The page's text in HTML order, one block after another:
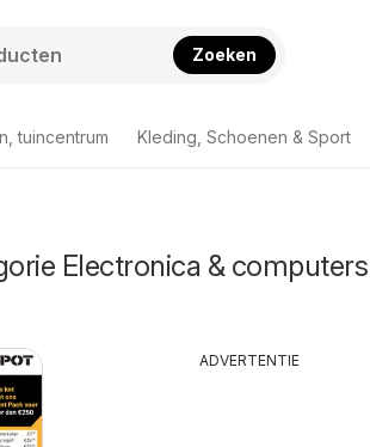
Zoeken
tuincentrum Kleding, Schoenen & Sport
Electronica &
ADVERTENTIE